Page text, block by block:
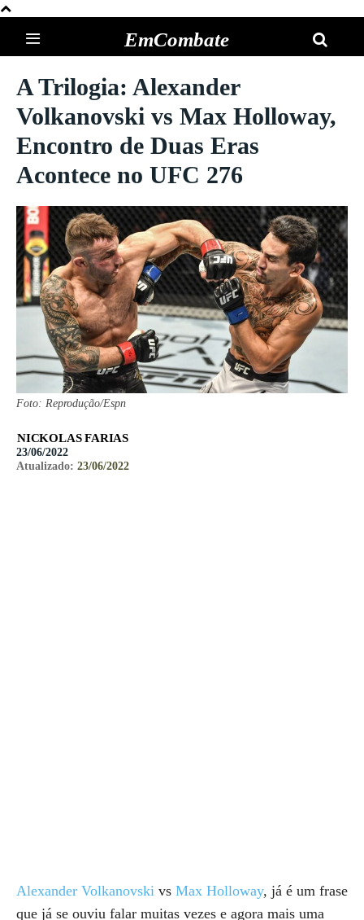
EmCombate
A Trilogia: Alexander
Volkanovski vs Max Holloway,
Encontro de Duas Eras
Acontece no UFC 276
Foto: Reprodução/Espn
NICKOLAS FARIAS
23/06/2022
Atualizado: 23/06/2022
Alexander Volkanovski vs Max Holloway, já é um frase
que já se ouviu falar muitas vezes e agora mais uma